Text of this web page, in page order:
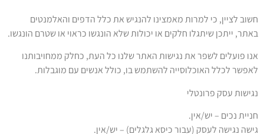
חשוב לציין, כי למרות מאמצינו להנגיש את כלל הדפים והאלמנטים
באתר, ייתכן שיתגלו חלקים או יכולות שלא הונגשו כראוי או שטרם הונגשו.
אנו פועלים לשפר את נגישות האתר שלנו כל העת, כחלק ממחויבותנו
לאפשר לכלל האוכלוסייה להשתמש בו, כולל אנשים עם מוגבלות.
נגישות עסק פרונטלי
חניית נכים – יש/אין.
גישה נגישה לעסק (עבור כיסא גלגלים) – יש/אין.